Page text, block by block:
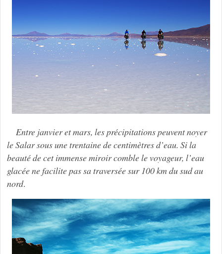
Entre janvier et mars, les précipitations peuvent noyer
le Salar sous une trentaine de centimètres d’eau. Si la
beauté de cet immense miroir comble le voyageur, l’eau
glacée ne facilite pas sa traversée sur 100 km du sud au
nord.